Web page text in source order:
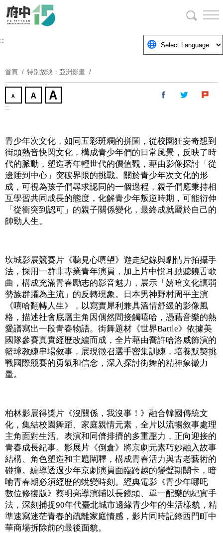
要
塊
:::
首頁 特別放映：亞洲影畫
:::
青少年次文化，如同五彩斑斕的拼圖，從校園狂妄奇想到
街頭熱音快閃文化，構成青少年們的日常風景，反映了時
代的脈動，塑造著年輕世代的價值觀，藉由影像探討「從
邊陲到中心」突破界限的挑戰。關於青少年次文化的形
成，可視為孩子們尋求認同的一個過程，親子們應秉持相
互學習共同成長的態度，化解青少年叛逆時期，可能衍伸
「從衝突到認可」的親子關係變化，最終成就屬於自己的
帥勁人生。
坎城影展競賽片《聽見心嘻望》遊走紀錄與劇情片拍攝手
法，採用一群非專業青年演員，加上片中悅耳動聽饒舌歌
曲，構成充滿青春勵志的影音魅力，展示「嬉哈文化讓弱
勢族群躍為主流」的反轉現象。日本男神野村周平主演
《嘻哈翻轉人生》，以寫實犀利兼具溫情舒緩的影像風
格，描述社會底層主角因偶然間接觸嘻哈，憑藉音樂的熱
愛譜寫出一段青春物語。街舞題材《世界Battle》依據美
國隊參賽真實經歷改編而成，全片藉由喬許哈洛威飾演的
籃球教練串場敘事，展現徵召選手密集訓練，培養默契挑
戰國際競賽的勇氣和信念，深入探討街舞的精神象徵力
量。
柏林影展得獎片《沒關係，我沒事！》融合韓國傳統文
化，集結校園舞蹈、家庭親情元素，全片以流暢敘事處理
主角面對生活、表演和同儕排擠的多重壓力，正向迎接的
青春成長紀事。影展片《倒倉》將京劇元素巧妙融入故事
結構、角色塑造和主題闡釋，構成青春活力與古老藝術的
碰撞。編導透過少年京劇演員面臨跨越的變聲期關卡，暗
喻青春期必須經歷的蛻變時刻。經典電影《青少年哪吒
數位修復版》蔡明亮導演輔以長鏡頭、單一配樂的紀實手
法，深刻捕捉90年代臺北城市邊緣青少年的生活樣貌，精
準速寫迷茫青春的疏離家庭情感，影片同時記錄西門町中
華商場拆除前的最後面貌。